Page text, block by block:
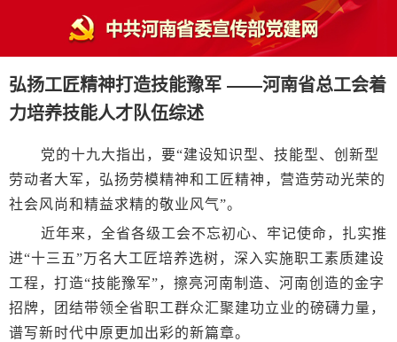
弘扬工匠精神打造技能豫军 ——河南省总工会着
力培养技能人才队伍综述
党的十九大指出，要“建设知识型、技能型、创新型
劳动者大军，弘扬劳模精神和工匠精神，营造劳动光荣的
社会风尚和精益求精的敬业风气”。
近年来，全省各级工会不忘初心、牢记使命，扎实推
进“十三五”万名大工匠培养选树，深入实施职工素质建设
工程，打造“技能豫军”，擦亮河南制造、河南创造的金字
招牌，团结带领全省职工群众汇聚建功立业的磅礴力量，
谱写新时代中原更加出彩的新篇章。